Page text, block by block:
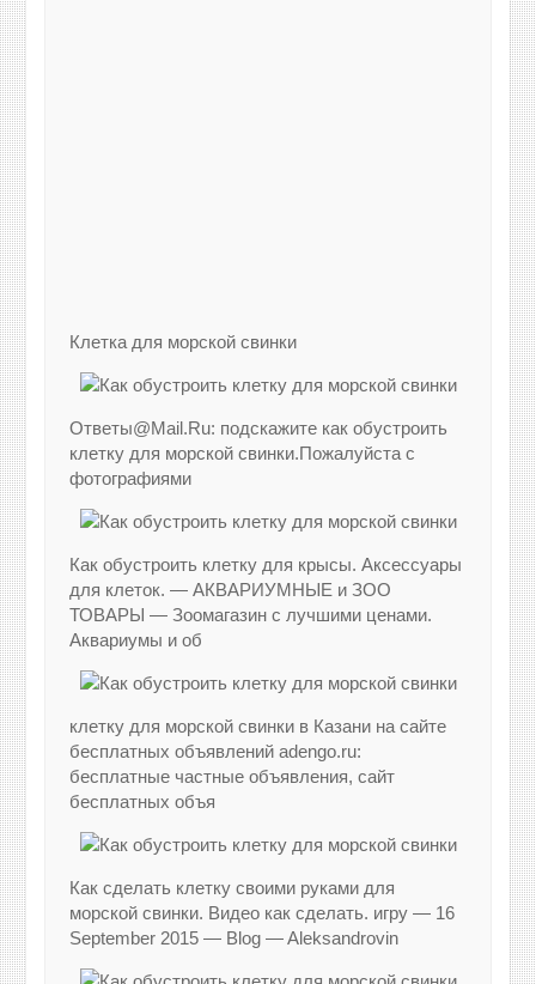
Клетка для морской свинки
Ответы@Mail.Ru: подскажите как обустроить
клетку для морской свинки.Пожалуйста с
фотографиями
Как обустроить клетку для крысы. Аксессуары
для клеток. — АКВАРИУМНЫЕ и ЗОО
ТОВАРЫ — Зоомагазин с лучшими ценами.
Аквариумы и об
клетку для морской свинки в Казани на сайте
бесплатных объявлений adengo.ru:
бесплатные частные объявления, сайт
бесплатных объя
Как сделать клетку своими руками для
морской свинки. Видео как сделать. игру — 16
September 2015 — Blog — Aleksandrovin